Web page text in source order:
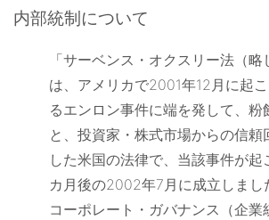
内部統制について
「サーベンス・オクスリー法（略
は、アメリカで2001年12月に起
るエンロン事件に端を発して、粉
と、投資家・株式市場からの信頼
した米国の法律で、当該事件が
カ月後の2002年7月に成立しまし
コーポレート・ガバナンス（企業